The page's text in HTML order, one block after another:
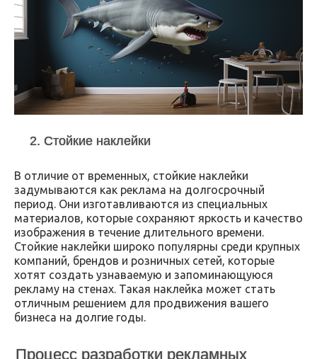
2. Стойкие наклейки
В отличие от временных, стойкие наклейки
задумываются как реклама на долгосрочный
период. Они изготавливаются из специальных
материалов, которые сохраняют яркость и качество
изображения в течение длительного времени.
Стойкие наклейки широко популярны среди крупных
компаний, брендов и розничных сетей, которые
хотят создать узнаваемую и запоминающуюся
рекламу на стенах. Такая наклейка может стать
отличным решением для продвижения вашего
бизнеса на долгие годы.
Процесс разработки рекламных